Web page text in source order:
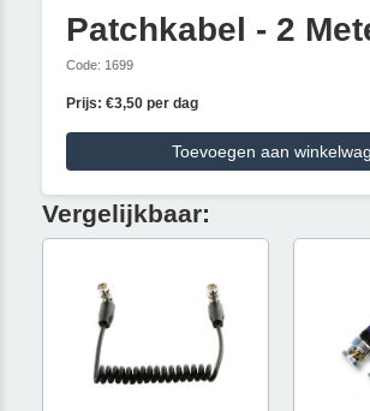
Patchkabel - 2
Code: 1699
Prijs: €3,50 per dag
Toevoegen aan
Vergelijkbaar: